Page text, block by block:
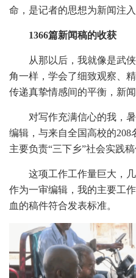
命，是记者的思想为新闻注入
1366篇新闻稿的收获
从那以后，我就像是武
角一样，学会了细致观察、
传递真挚情感间的平衡，新
对写作充满信心的我，
编辑，与来自全国高校的208
主要负责“三下乡”社会实践
这项工作工作量巨大，
作为一审编辑，我的主要工
血的稿件符合发表标准。